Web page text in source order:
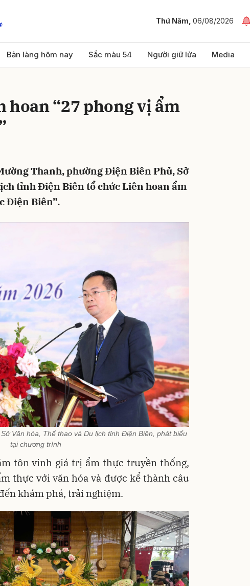
Thứ Năm, 06/08/2026
Bản làng hôm nay Sắc màu 54 Người giữ lửa Media
hoan “27 phong vị ẩm
Thanh, phường Điện Biên Phủ, Sở
tỉnh Điện Biên tổ chức Liên hoan ẩm
Điện Biên”.
Văn hóa, Thể thao và Du lịch tỉnh Điện Biên, phát biểu
tại chương trình
tôn vinh giá trị ẩm thực truyền thống,
thực với văn hóa và được kể thành câu
khám phá, trải nghiệm.
bình luận
Hủy